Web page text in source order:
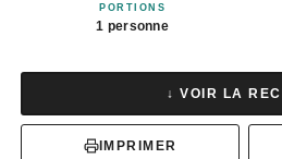
PORTIONS
1 personne
↓ VOIR LA
IMPRIMER